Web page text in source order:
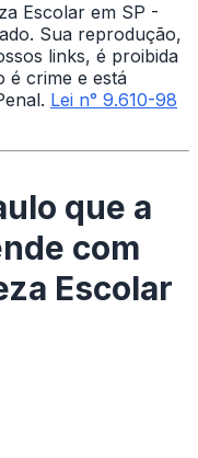
Escolar em SP -
Sua reprodução,
links, é proibida
é crime e está
Lei n° 9.610-98
que a
com
Escolar